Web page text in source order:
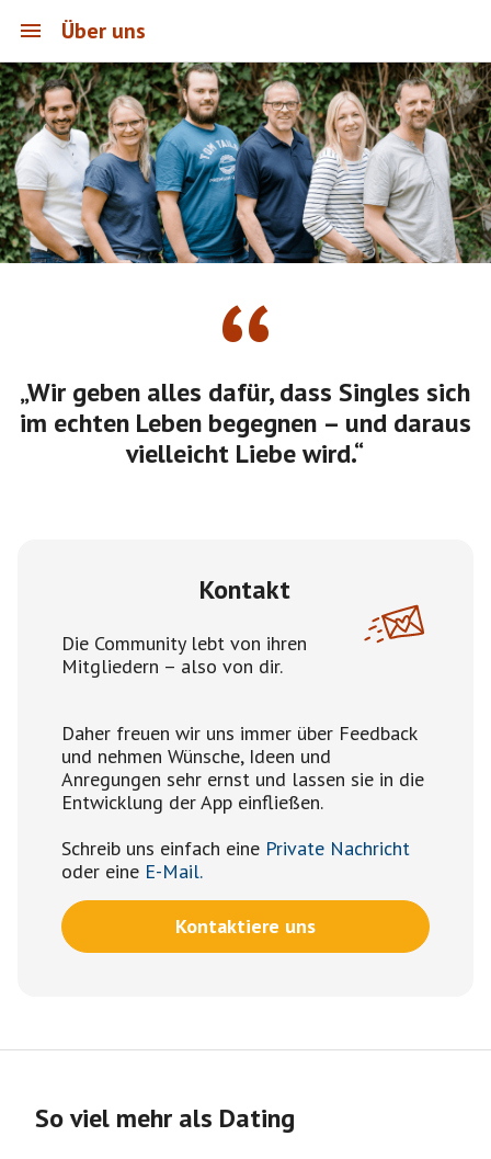
Über uns
“
„Wir geben alles dafür, dass Singles sich
im echten Leben begegnen – und daraus
vielleicht Liebe wird.“
Kontakt
Die Community lebt von ihren
Mitgliedern – also von dir.
Daher freuen wir uns immer über Feedback
und nehmen Wünsche, Ideen und
Anregungen sehr ernst und lassen sie in die
Entwicklung der App einfließen.
Schreib uns einfach eine Private Nachricht
oder eine E-Mail.
Kontaktiere uns
So viel mehr als Dating